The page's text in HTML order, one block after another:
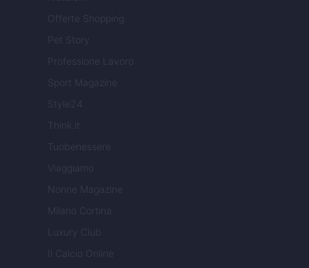
Offerte Shopping
Pet Story
Professione Lavoro
Sport Magazine
Style24
Think.it
Tuobenessere
Viaggiamo
Nonne Magazine
Milano Cortina
Luxury Club
Il Calcio Online